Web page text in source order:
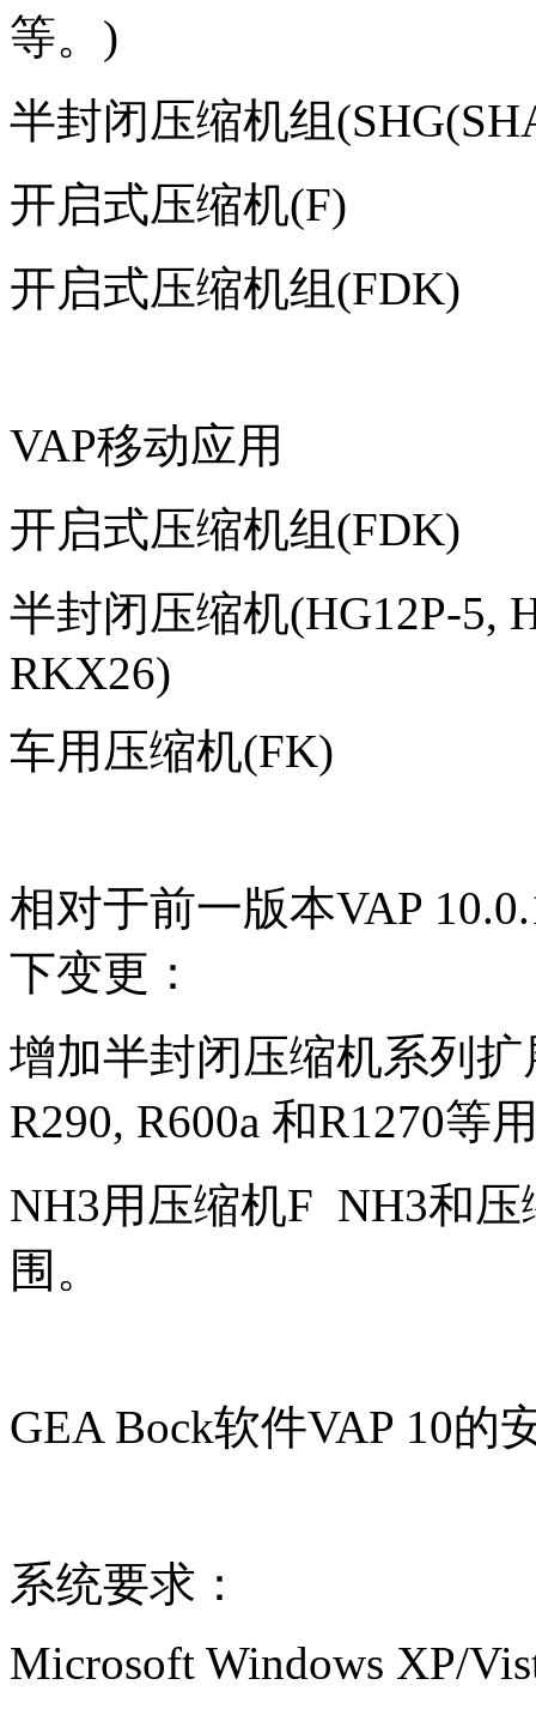
等。)
半封闭压缩机组
开启式压缩机(F)
开启式压缩机组(FDK)
VAP移动应用
开启式压缩机组(FDK)
半封闭压缩机(HG12P-5,
RKX26)
车用压缩机(FK)
相对于前一版本VAP
下变更：
增加半封闭压缩机系列
R290, R600a 和R1270等
NH3用压缩机F NH3和
围。
GEA Bock软件VAP 10的
系统要求：
Microsoft Windows XP/